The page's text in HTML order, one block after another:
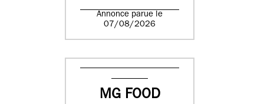
Annonce parue le
07/08/2026
MG FOOD